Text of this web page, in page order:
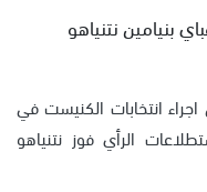
بنيامين نتنياهو
انتخابات الكنيست في
الرأي فوز نتنياهو